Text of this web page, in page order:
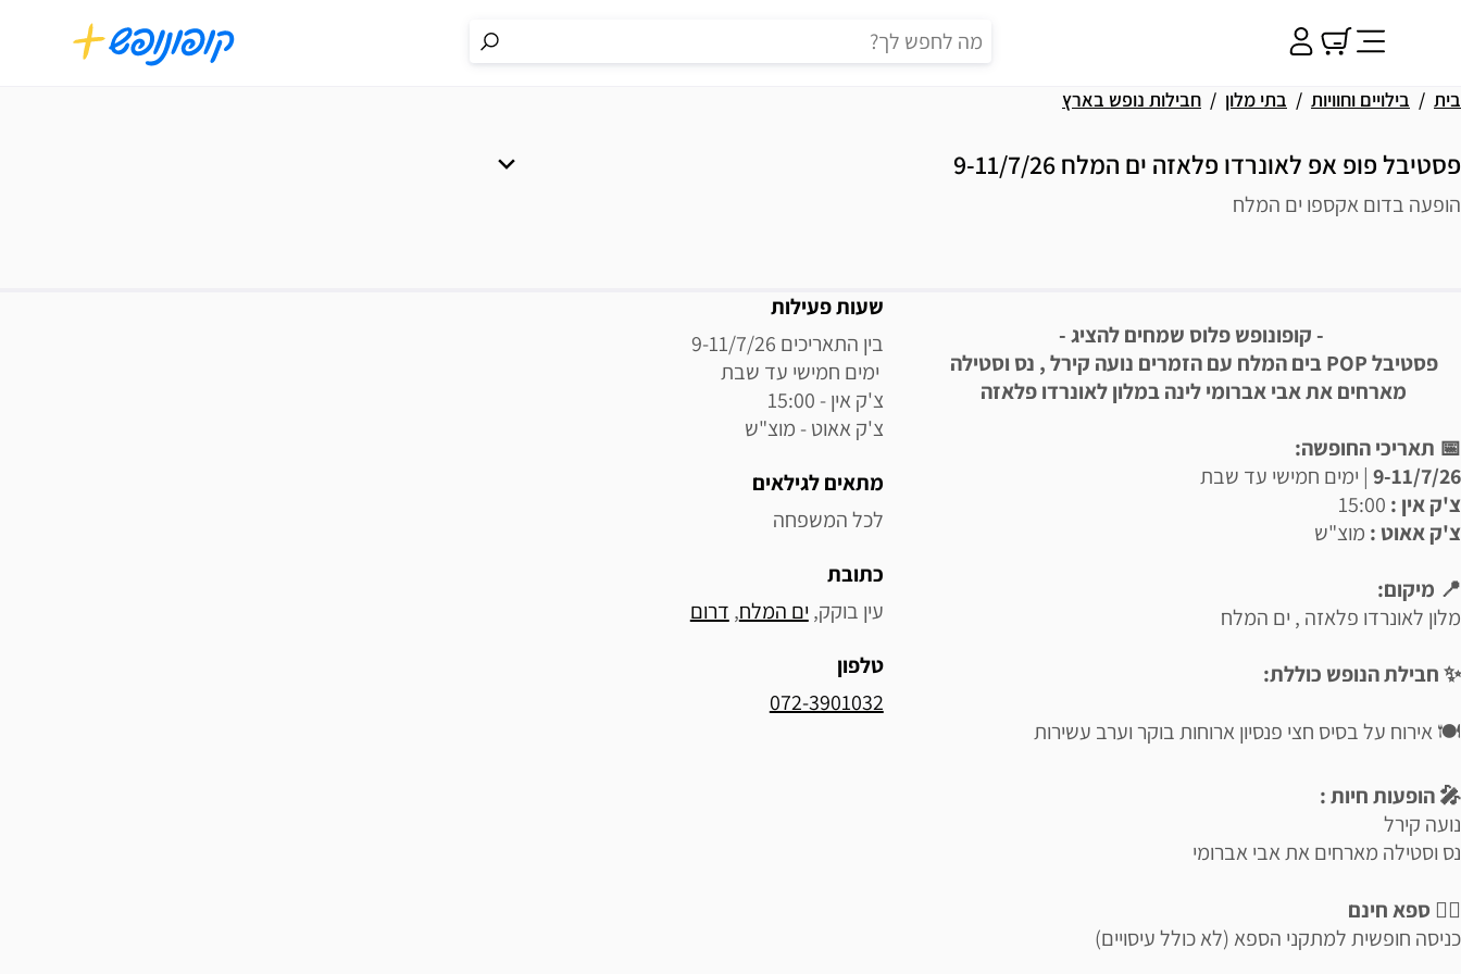
בית בילויים וחוויות בתי מלון חבילות נופש בארץ
פסטיבל פופ אפ לאונרדו פלאזה ים המלח 9-11/7/26
הופעה בדום אקספו ים המלח
- קופונופש פלוס שמחים להציג -
פסטיבל POP בים המלח עם הזמרים נועה קירל , נס וסטילה
מארחים את אבי אברומי לינה במלון לאונרדו פלאזה
📅 תאריכי החופשה:
9-11/7/26 | ימים חמישי עד שבת
צ'ק אין :
צ'ק אאוט : מוצ"ש
📍 מיקום:
מלון לאונרדו פלאזה , ים המלח
✨ חבילת הנופש כוללת:
🍽️ אירוח על בסיס חצי פנסיון ארוחות בוקר וערב עשירות
🎤 הופעות חיות :
נועה קירל
נס וסטילה מארחים את אבי אברומי
💆‍♀️ ספא חינם
כניסה חופשית למתקני הספא (לא כולל עיסויים)
מידע נוסף
שעות פעילות
צ'ק אאוט - מוצ"ש
מתאים לגילאים
לכל המשפחה
כתובת
עין בוקק, ים המלח, דרום
טלפון
072-3901032